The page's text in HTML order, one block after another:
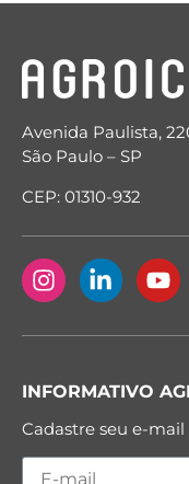
Avenida Paulista,
São Paulo – SP
CEP: 01310-932
INFORMATIVO
Cadastre seu e-mail